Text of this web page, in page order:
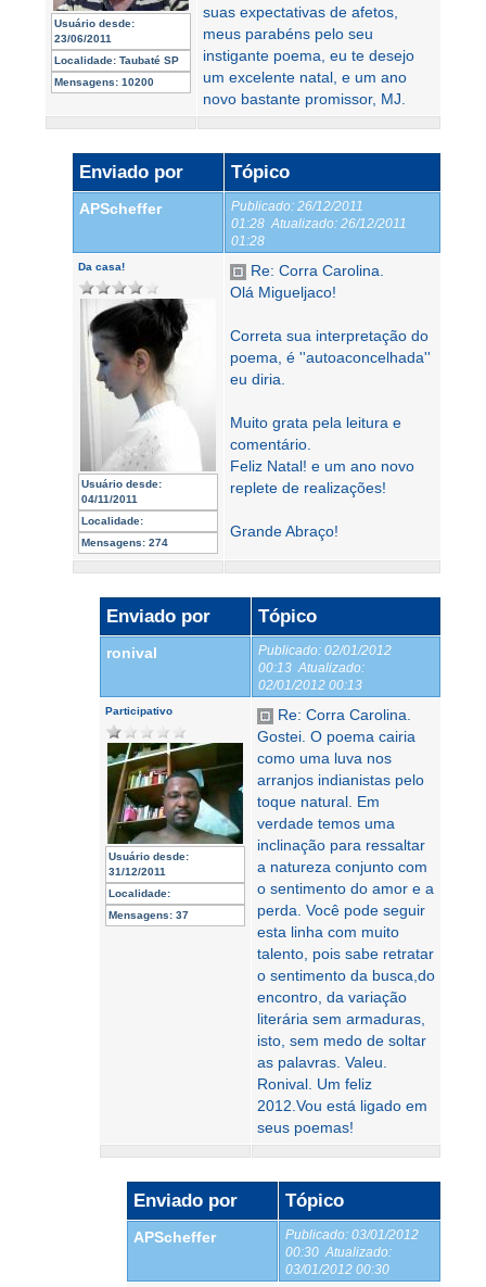
Usuário desde:
23/06/2011
Localidade: Taubaté SP
Mensagens: 10200
suas expectativas de afetos,
meus parabéns pelo seu
instigante poema, eu te desejo
um excelente natal, e um ano
novo bastante promissor, MJ.
Enviado por Tópico
APScheffer Publicado: 26/12/2011
01:28 Atualizado: 26/12/2011
01:28
Da casa!
Usuário desde:
04/11/2011
Localidade:
Mensagens: 274
Re: Corra Carolina.
Olá Migueljaco!
Correta sua interpretação do
poema, é ''autoaconcelhada''
eu diria.
Muito grata pela leitura e
comentário.
Feliz Natal! e um ano novo
replete de realizações!
Grande Abraço!
Enviado por Tópico
ronival Publicado: 02/01/2012
00:13 Atualizado:
02/01/2012 00:13
Participativo
Usuário desde:
31/12/2011
Localidade:
Mensagens: 37
Re: Corra Carolina.
Gostei. O poema cairia
como uma luva nos
arranjos indianistas pelo
toque natural. Em
verdade temos uma
inclinação para ressaltar
a natureza conjunto com
o sentimento do amor e a
perda. Você pode seguir
esta linha com muito
talento, pois sabe retratar
o sentimento da busca,do
encontro, da variação
literária sem armaduras,
isto, sem medo de soltar
as palavras. Valeu.
Ronival. Um feliz
2012.Vou está ligado em
seus poemas!
Enviado por Tópico
APScheffer Publicado: 03/01/2012
00:30 Atualizado:
03/01/2012 00:30